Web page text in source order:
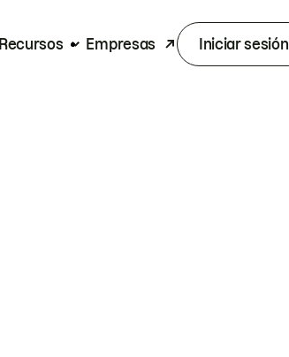
Recursos Empresas Iniciar sesión